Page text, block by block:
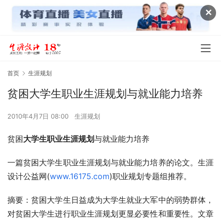
✕
首页 生涯规划
贫困大学生职业生涯规划与就业能力培养
2010年4月7日 08:00 生涯规划
贫困大学生职业生涯规划与就业能力培养
一篇贫困大学生职业生涯规划与就业能力培养的论文。生涯
设计公益网(www.16175.com)职业规划专题组推荐。
摘要：贫困大学生日益成为大学生就业大军中的弱势群体，
对贫困大学生进行职业生涯规划更显必要性和重要性。文章